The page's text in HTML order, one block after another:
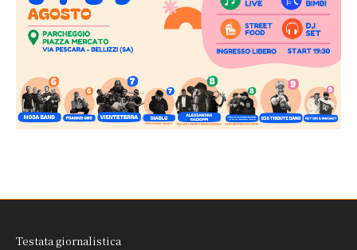
Testata giornalistica